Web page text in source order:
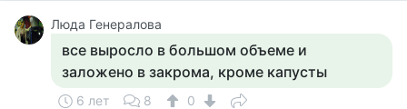
Люда Генералова
все выросло в большом объеме и
заложено в закрома, кроме капусты
6 лет 8
0